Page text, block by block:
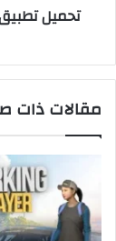
مقالات ذات